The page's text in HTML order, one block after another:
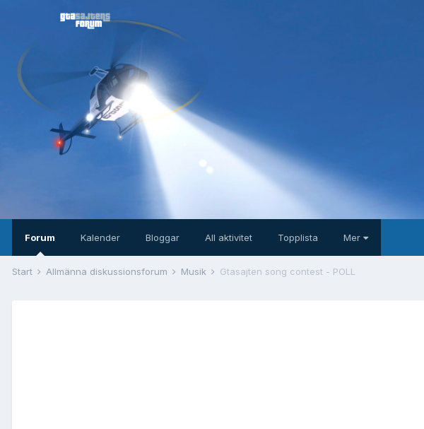
Forum Kalender Bloggar All aktivitet Topplista Mer
Start Allmänna diskussionsforum Musik Gtasajten song contest - POLL